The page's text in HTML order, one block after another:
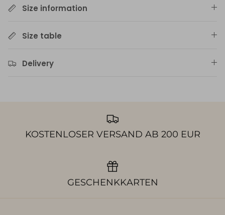
Size information
Size table
Delivery
KOSTENLOSER VERSAND AB 200 EUR
GESCHENKKARTEN